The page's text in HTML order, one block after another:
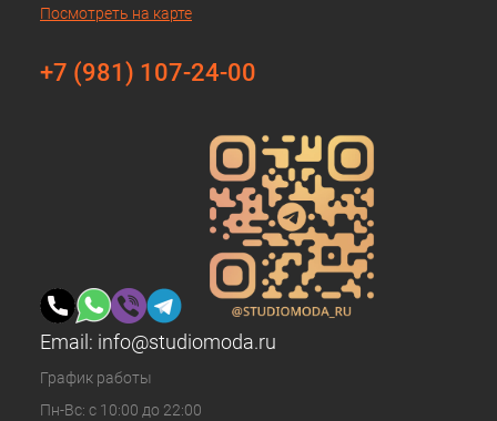
Посмотреть на карте
+7 (981) 107-24-00
Email: info@studiomoda.ru
График работы
Пн-Вс: с 10:00 до 22:00